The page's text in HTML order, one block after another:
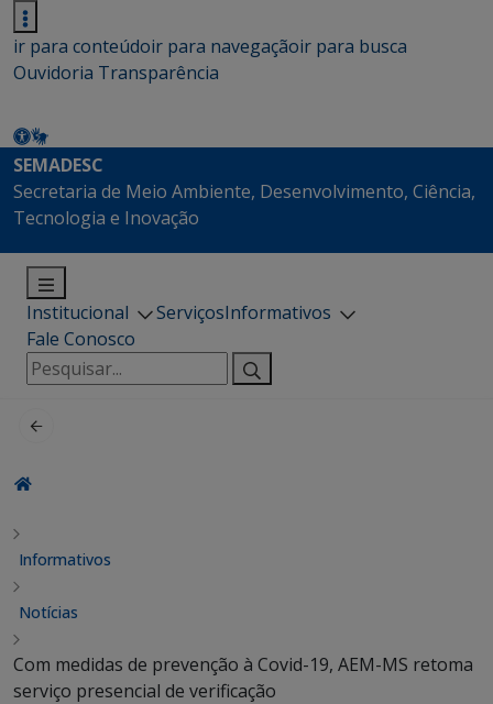
ir para conteúdoir para navegaçãoir para busca
Ouvidoria Transparência
SEMADESC
Secretaria de Meio Ambiente, Desenvolvimento, Ciência,
Tecnologia e Inovação
Institucional ServiçosInformativos
Fale Conosco
Pesquisar
por:
Informativos
Notícias
Com medidas de prevenção à Covid-19, AEM-MS retoma
serviço presencial de verificação